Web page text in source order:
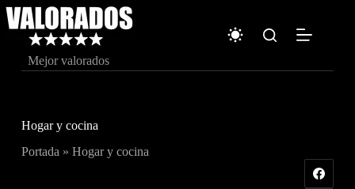
Saltar
al
contenido
Mejor valorados
Hogar y cocina
Portada » Hogar y cocina